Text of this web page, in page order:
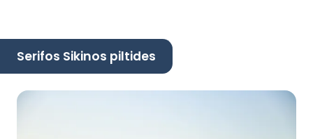
Serifos Sikinos piltides